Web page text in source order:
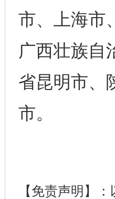
市、上海市
广西壮族自
省昆明市、
市。
【免责声明】